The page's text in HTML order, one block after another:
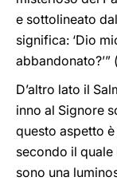
e sottolineato
significa: ‘Dio
abbandonato?’” (
D’altro lato il
inno al Signore
questo aspetto
secondo il
sono una